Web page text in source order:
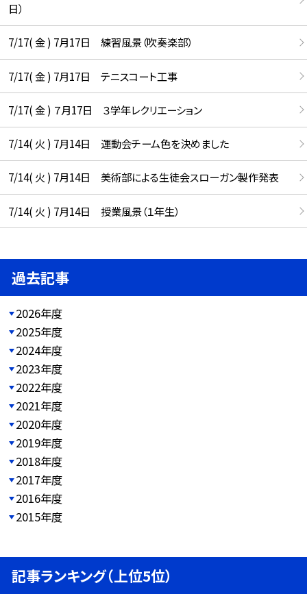
日）
7/17( 金 ) 7月17日 練習風景（吹奏楽部）
7/17( 金 ) 7月17日 テニスコート工事
7/17( 金 ) ７月17日 ３学年レクリエーション
7/14( 火 ) 7月14日 運動会チーム色を決めました
7/14( 火 ) 7月14日 美術部による生徒会スローガン製作発表
7/14( 火 ) 7月14日 授業風景（１年生）
過去記事
2026年度
2025年度
2024年度
2023年度
2022年度
2021年度
2020年度
2019年度
2018年度
2017年度
2016年度
2015年度
記事ランキング（上位5位）